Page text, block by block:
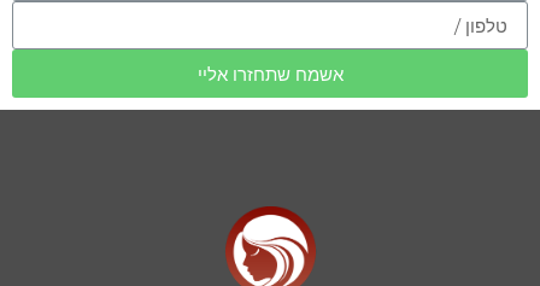
אשמח שתחזרו אליי